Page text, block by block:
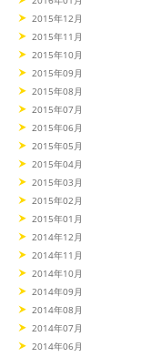
2015年12月
2015年11月
2015年10月
2015年09月
2015年08月
2015年07月
2015年06月
2015年05月
2015年04月
2015年03月
2015年02月
2015年01月
2014年12月
2014年11月
2014年10月
2014年09月
2014年08月
2014年07月
2014年06月